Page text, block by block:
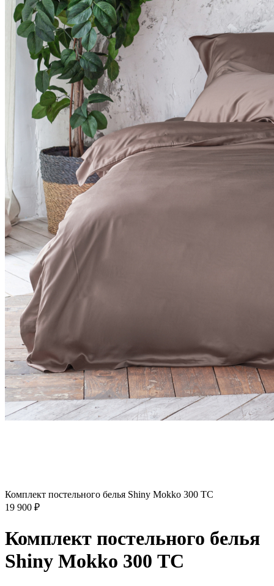
Комплект постельного белья Shiny Mokko 300 ТС
19 900 ₽
Комплект постельного белья
Shiny Mokko 300 ТС